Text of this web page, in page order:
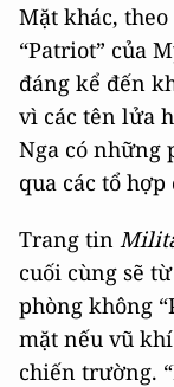
Mặt khác,
“Patriot” của
đáng kể đến
vì các tên lửa
Nga có những
qua các tổ
Trang tin
cuối cùng sẽ
phòng không
mặt nếu vũ
chiến trường.